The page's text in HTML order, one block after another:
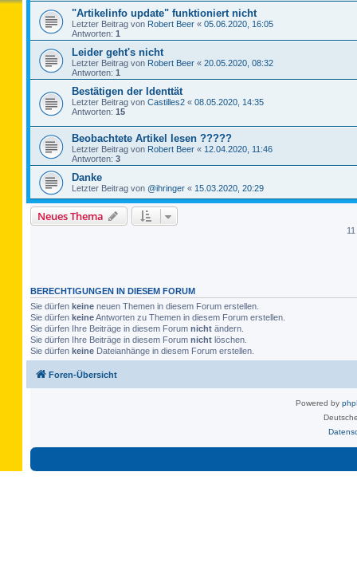
"Artikelinfo update" funktioniert nicht
Letzter Beitrag von Robert Beer « 05.06.2020, 16:05
Antworten: 1
Leider geht's nicht
Letzter Beitrag von Robert Beer « 20.05.2020, 08:32
Antworten: 1
Bestätigen der Identtät
Letzter Beitrag von Castilles2 « 08.05.2020, 14:35
Antworten: 15
Beobachtete Artikel lesen ?????
Letzter Beitrag von Robert Beer « 12.04.2020, 11:46
Antworten: 3
Danke
Letzter Beitrag von @ihringer « 15.03.2020, 20:29
Neues Thema
BERECHTIGUNGEN IN DIESEM FORUM
Sie dürfen keine neuen Themen in diesem Forum erstellen.
Sie dürfen keineAntworten zu Themen in diesem Forum erstellen.
Sie dürfen Ihre Beiträge in diesem Forum nicht ändern.
Sie dürfen Ihre Beiträge in diesem Forum nicht löschen.
Sie dürfen keine Dateianhänge in diesem Forum erstellen.
Foren-Übersicht
Powered by